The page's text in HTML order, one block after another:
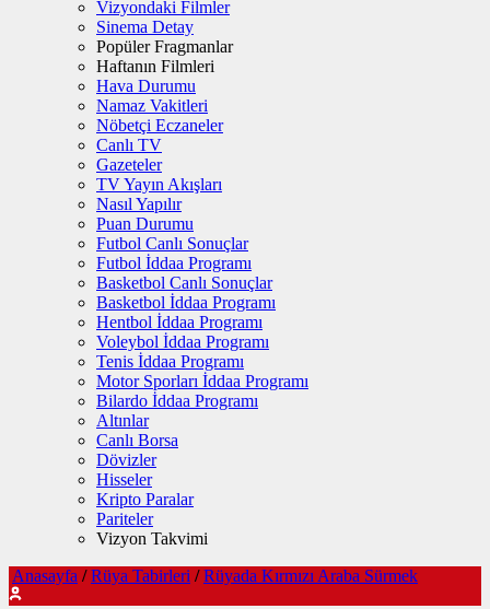
Vizyondaki Filmler
Sinema Detay
Popüler Fragmanlar
Haftanın Filmleri
Hava Durumu
Namaz Vakitleri
Nöbetçi Eczaneler
Canlı TV
Gazeteler
TV Yayın Akışları
Nasıl Yapılır
Puan Durumu
Futbol Canlı Sonuçlar
Futbol İddaa Programı
Basketbol Canlı Sonuçlar
Basketbol İddaa Programı
Hentbol İddaa Programı
Voleybol İddaa Programı
Tenis İddaa Programı
Motor Sporları İddaa Programı
Bilardo İddaa Programı
Altınlar
Canlı Borsa
Dövizler
Hisseler
Kripto Paralar
Pariteler
Vizyon Takvimi
Anasayfa / Rüya Tabirleri / Rüyada Kırmızı Araba Sürmek